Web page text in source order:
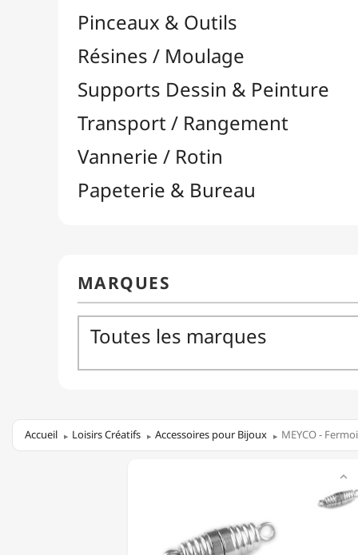
Accueil Loisirs Créatifs Accessoires pour Bijoux MEYCO -
